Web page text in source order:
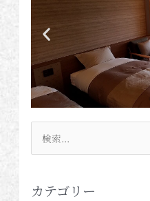
索
象:
カテゴリー